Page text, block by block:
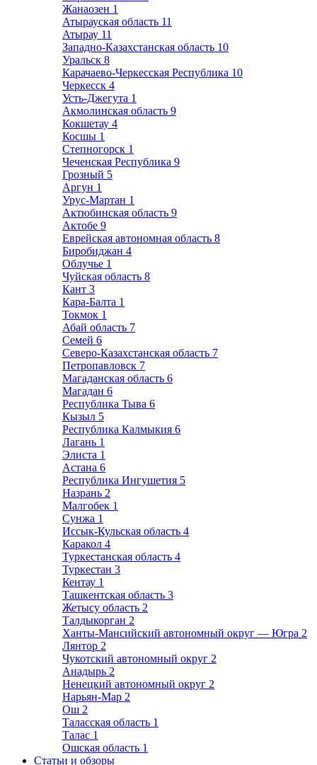
Жанаозен 1
Атырауская область 11
Атырау 11
Западно-Казахстанская область 10
Уральск 8
Карачаево-Черкесская Республика 10
Черкесск 4
Усть-Джегута 1
Акмолинская область 9
Кокшетау 4
Косшы 1
Степногорск 1
Чеченская Республика 9
Грозный 5
Аргун 1
Урус-Мартан 1
Актюбинская область 9
Актобе 9
Еврейская автономная область 8
Биробиджан 4
Облучье 1
Чуйская область 8
Кант 3
Кара-Балта 1
Токмок 1
Абай область 7
Семей 6
Северо-Казахстанская область 7
Петропавловск 7
Магаданская область 6
Магадан 6
Республика Тыва 6
Кызыл 5
Республика Калмыкия 6
Лагань 1
Элиста 1
Астана 6
Республика Ингушетия 5
Назрань 2
Малгобек 1
Сунжа 1
Иссык-Кульская область 4
Каракол 4
Туркестанская область 4
Туркестан 3
Кентау 1
Ташкентская область 3
Жетысу область 2
Талдыкорган 2
Ханты-Мансийский автономный округ — Югра 2
Лянтор 2
Чукотский автономный округ 2
Анадырь 2
Ненецкий автономный округ 2
Нарьян-Мар 2
Ош 2
Таласская область 1
Талас 1
Ошская область 1
Статьи и обзоры